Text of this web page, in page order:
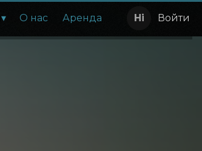
О нас Аренда Войти